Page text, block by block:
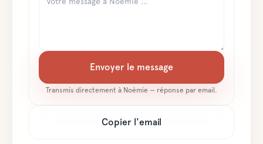
Envoyer le message
Transmis directement à Noémie — réponse par email.
Copier l'email